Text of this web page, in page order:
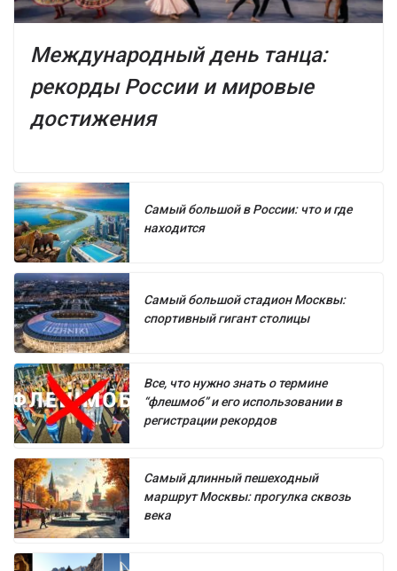
Международный день танца:
рекорды России и мировые
достижения
Самый большой в России: что и где
находится
Самый большой стадион Москвы:
спортивный гигант столицы
Все, что нужно знать о термине
“флешмоб” и его использовании в
регистрации рекордов
Самый длинный пешеходный
маршрут Москвы: прогулка сквозь
века